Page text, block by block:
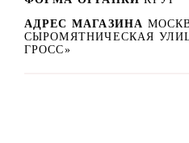
АДРЕС МАГАЗИНА
СЫРОМЯТНИЧЕСКАЯ
ГРОСС»